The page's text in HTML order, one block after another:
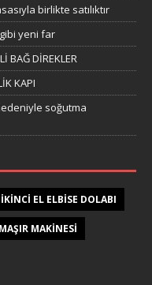
birlikte satılıktır
yeni far
BAĞ DİREKLER
KAPI
soğutma
IKINCI EL ELBISE DOLABI
MAKINESI